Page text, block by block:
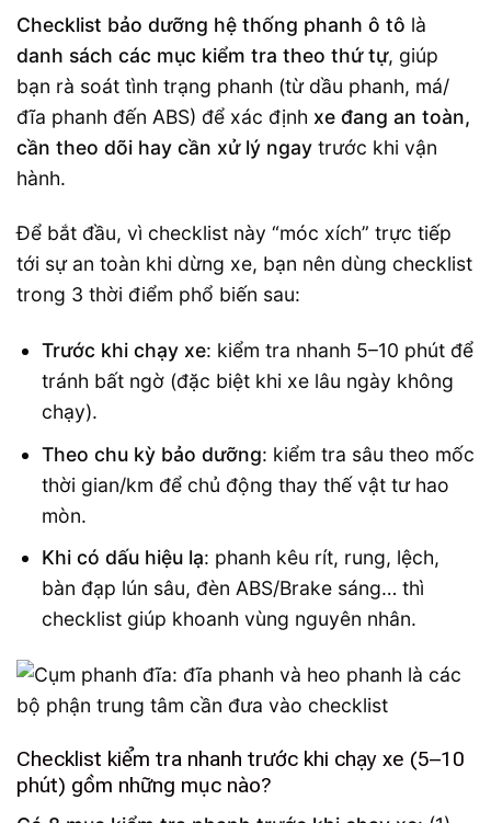
Checklist bảo dưỡng hệ thống phanh ô tô là
danh sách các mục kiểm tra theo thứ tự, giúp
bạn rà soát tình trạng phanh (từ dầu phanh, má/
đĩa phanh đến ABS) để xác định xe đang an toàn,
cần theo dõi hay cần xử lý ngay trước khi vận
hành.
Để bắt đầu, vì checklist này “móc xích” trực tiếp
tới sự an toàn khi dừng xe, bạn nên dùng checklist
trong 3 thời điểm phổ biến sau:
Trước khi chạy xe: kiểm tra nhanh 5–10 phút để
tránh bất ngờ (đặc biệt khi xe lâu ngày không
chạy).
Theo chu kỳ bảo dưỡng: kiểm tra sâu theo mốc
thời gian/km để chủ động thay thế vật tư hao
mòn.
Khi có dấu hiệu lạ: phanh kêu rít, rung, lệch,
bàn đạp lún sâu, đèn ABS/Brake sáng… thì
checklist giúp khoanh vùng nguyên nhân.
Checklist kiểm tra nhanh trước khi chạy xe (5–10
phút) gồm những mục nào?